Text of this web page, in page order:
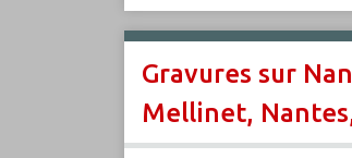
Gravures sur
Mellinet,